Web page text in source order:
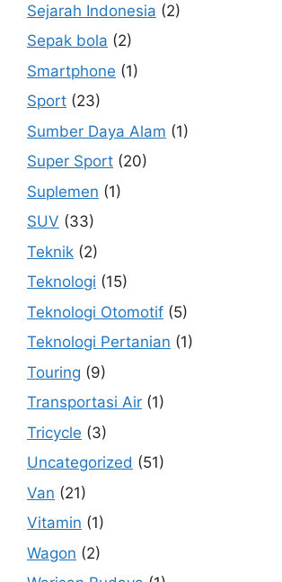
Sejarah Indonesia (2)
Sepak bola (2)
Smartphone (1)
Sport (23)
Sumber Daya Alam (1)
Super Sport (20)
Suplemen (1)
SUV (33)
Teknik (2)
Teknologi (15)
Teknologi Otomotif (5)
Teknologi Pertanian (1)
Touring (9)
Transportasi Air (1)
Tricycle (3)
Uncategorized (51)
Van (21)
Vitamin (1)
Wagon (2)